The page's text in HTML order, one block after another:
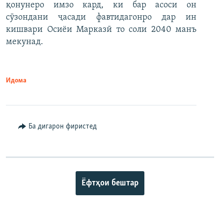
қонунеро имзо кард, ки бар асоси он
сӯзондани ҷасади фавтидагонро дар ин
кишвари Осиёи Марказӣ то соли 2040 манъ
мекунад.
Идома
Ба дигарон фиристед
Ёфтҳои бештар